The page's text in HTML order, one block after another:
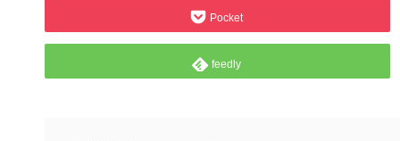
Pocket
feedly